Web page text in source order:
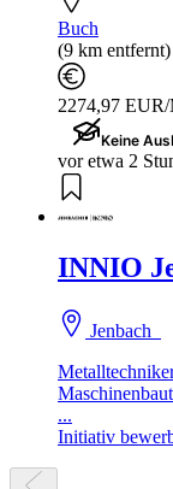
Buch
(9 km entfernt)
2274,97
Keine
vor etwa 2
INNIO
Jenbach
...
Initiativ